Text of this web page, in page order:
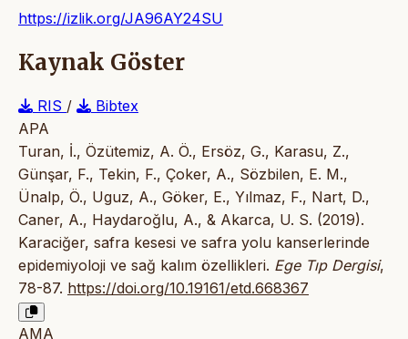
https://izlik.org/JA96AY24SU
Kaynak Göster
RIS /
Bibtex
APA
Turan, İ., Özütemiz, A. Ö., Ersöz, G., Karasu, Z.,
Günşar, F., Tekin, F., Çoker, A., Sözbilen, E. M.,
Ünalp, Ö., Uguz, A., Göker, E., Yılmaz, F., Nart, D.,
Caner, A., Haydaroğlu, A., & Akarca, U. S. (2019).
Karaciğer, safra kesesi ve safra yolu kanserlerinde
epidemiyoloji ve sağ kalım özellikleri. Ege Tıp Dergisi,
78-87. https://doi.org/10.19161/etd.668367
AMA